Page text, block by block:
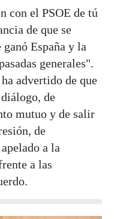
con el PSOE de tú
de que se
España y la
generales".
advertido de que
de
mutuo y de salir
de
a la
a las